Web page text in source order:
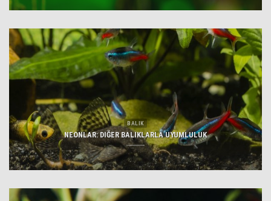
BALIK
NEONLAR: DIĞER BALIKLARLA UYUMLULUK